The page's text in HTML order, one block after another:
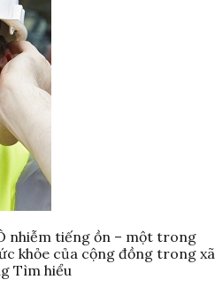
nhiễm tiếng ồn – một trong
khỏe của cộng đồng trong xã
Tìm hiểu